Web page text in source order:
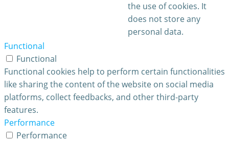
the use of cookies. It
does not store any
personal data.
Functional
Functional
Functional cookies help to perform certain functionalities
like sharing the content of the website on social media
platforms, collect feedbacks, and other third-party
features.
Performance
Performance